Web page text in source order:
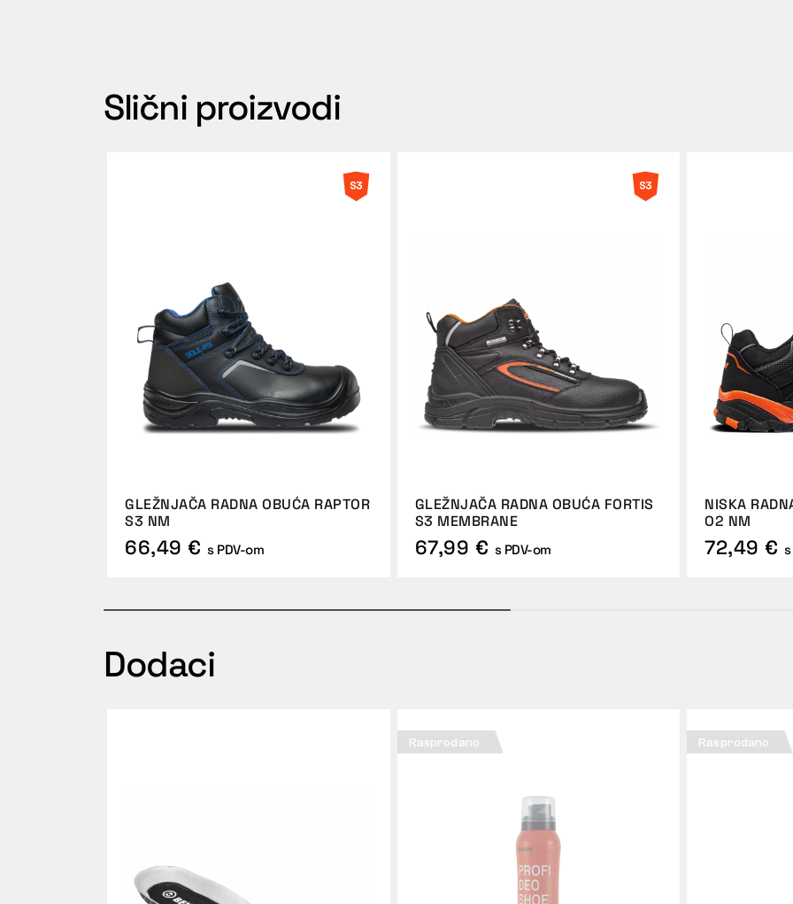
Slični proizvodi
GLEŽNJAČA RADNA OBUĆA RAPTOR
S3 NM
66,49 € s PDV-om
GLEŽNJAČA RADNA OBUĆA FORTIS
S3 MEMBRANE
67,99 € s PDV-om
NISKA
O2 NM
72,49 €
Dodaci
Rasprodano Rasprodano